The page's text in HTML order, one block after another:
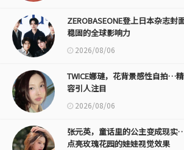
ZEROBASEONE登上日本杂志封面
稳固的全球影响力
2026/08/06
TWICE娜璉，花背景感性自拍…
容引人注目
2026/08/06
张元英，童话里的公主变成现
点亮玫瑰花园的娃娃视觉效果